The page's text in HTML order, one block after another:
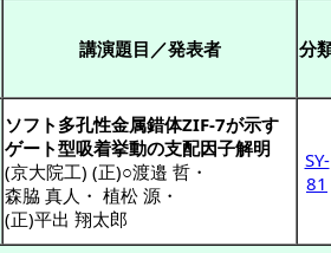
講演題目／発表者 分
ソフト多孔性金属錯体ZIF-7が示す
ゲート型吸着挙動の支配因子解明
(京大院工) (正)○渡邉 哲 ・
森脇 真人 ・ 植松 源 ・
(正)平出 翔太郎
SY-
81